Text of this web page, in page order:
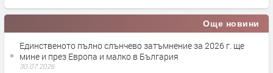
Още новини
Единственото пълно слънчево затъмнение за 2026 г. ще
мине и през Европа и малко в България
30.07.2026